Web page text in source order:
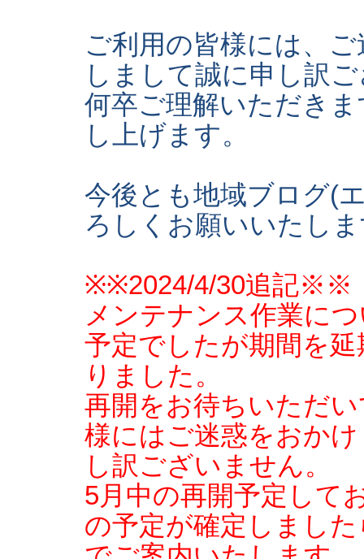
ご利用の皆様には、
しまして誠に申し訳
何卒ご理解いただき
し上げます。
今後とも地域ブログ(
ろしくお願いいたし
※※2024/4/30追記※※
メンテナンス作業に
予定でしたが期間を
りました。
再開をお待ちいただ
様にはご迷惑をおか
し訳ございません。
5月中の再開予定して
の予定が確定しまし